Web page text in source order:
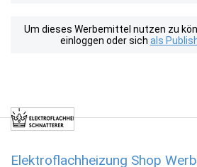
Um dieses Werbemittel nutzen zu
einloggen oder sich als
Elektroflachheizung Shop